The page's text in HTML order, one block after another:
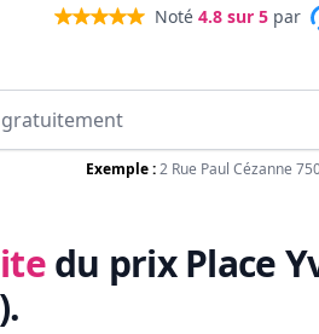
Noté 4.8 sur 5 par
Exemple :2 Rue Paul Cézanne
du prixPlace
.